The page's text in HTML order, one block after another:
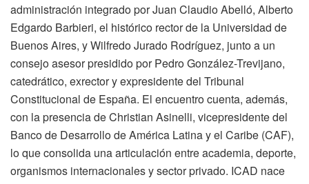
administración integrado por Juan Claudio Abelló, Alberto
Edgardo Barbieri, el histórico rector de la Universidad de
Buenos Aires, y Wilfredo Jurado Rodríguez, junto a un
consejo asesor presidido por Pedro González-Trevijano,
catedrático, exrector y expresidente del Tribunal
Constitucional de España. El encuentro cuenta, además,
con la presencia de Christian Asinelli, vicepresidente del
Banco de Desarrollo de América Latina y el Caribe (CAF),
lo que consolida una articulación entre academia, deporte,
organismos internacionales y sector privado. ICAD nace